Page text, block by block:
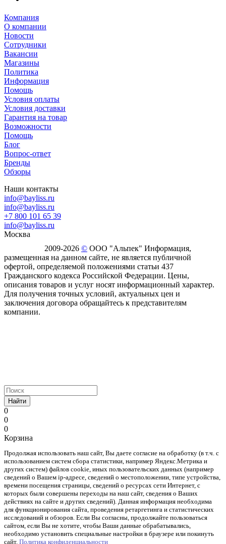
Компания
О компании
Новости
Сотрудники
Вакансии
Магазины
Политика
Информация
Помощь
Условия оплаты
Условия доставки
Гарантия на товар
Возможности
Помощь
Блог
Вопрос-ответ
Бренды
Обзоры
Наши контакты
info@bayliss.ru
info@bayliss.ru
+7 800 101 65 39
info@bayliss.ru
Москва
2009-2026 © ООО "Альпек" Информация,
размещенная на данном сайте, не является публичной
офертой, определяемой положениями статьи 437
Гражданского кодекса Российской Федерации. Цены,
описания товаров и услуг носят информационный характер.
Для получения точных условий, актуальных цен и
заключения договора обращайтесь к представителям
компании.
Найти
0
0
0
Корзина
Продолжая использовать наш cайт, Вы даете согласие на обработку (в т.ч. с
использованием систем сбора статистики, например Яндекс.Метрика и
других систем) файлов cookie, иных пользовательских данных (например
сведений о Вашем ip-адресе, сведений о местоположении, типе устройства,
времени посещения страницы, сведений о ресурсах сети Интернет, с
которых были совершены переходы на наш сайт, сведения о Ваших
действиях на сайте и других сведений). Данная информация необходима
для функционирования сайта, проведения ретаргетинга и статистических
исследований и обзоров. Если Вы согласны, продолжайте пользоваться
сайтом, если Вы не хотите, чтобы Ваши данные обрабатывались,
необходимо установить специальные настройки в браузере или покинуть
сайт. Политика конфиденциальности